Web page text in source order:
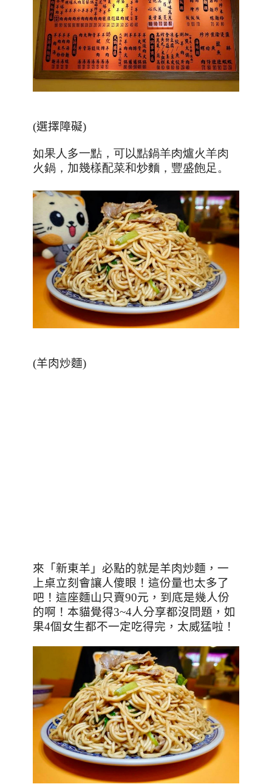
(選擇障礙)
如果人多一點，可以點鍋羊肉爐火羊肉
火鍋，加幾樣配菜和炒麵，豐盛飽足。
(羊肉炒麵)
來「新東羊」必點的就是羊肉炒麵，一
上桌立刻會讓人傻眼！這份量也太多了
吧！ 這座麵山只賣90元，到底是幾人份
的啊！本貓覺得3~4人分享都沒問題，如
果4個女生都不一定吃得完，太威猛啦！